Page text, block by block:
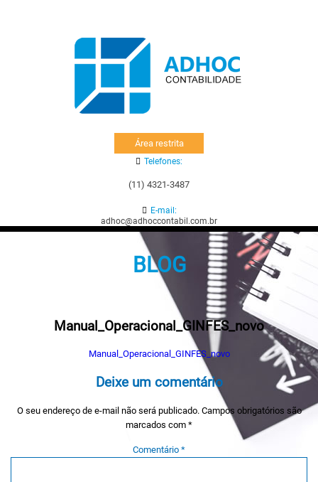
Área restrita
Telefones:
(11) 4321-3487
E-mail:
adhoc@adhoccontabil.com.br
BLOG
Manual_Operacional_GINFES_novo
Manual_Operacional_GINFES_novo
Deixe um comentário
O seu endereço de e-mail não será publicado. Campos obrigatórios são
marcados com *
Comentário *